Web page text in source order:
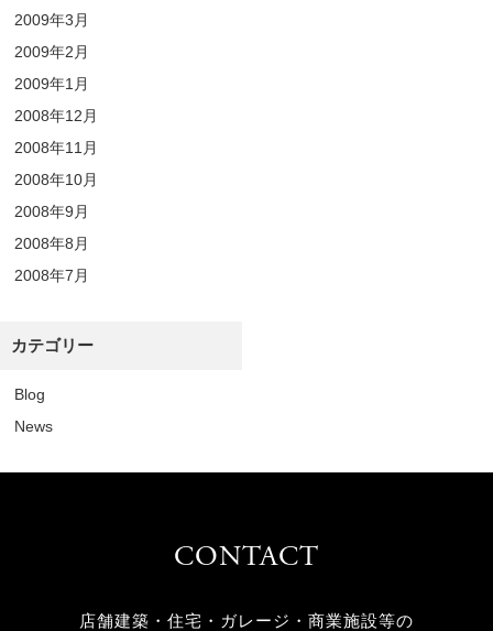
2009年3月
2009年2月
2009年1月
2008年12月
2008年11月
2008年10月
2008年9月
2008年8月
2008年7月
カテゴリー
Blog
News
CONTACT
店舗建築・住宅・ガレージ・商業施設等の